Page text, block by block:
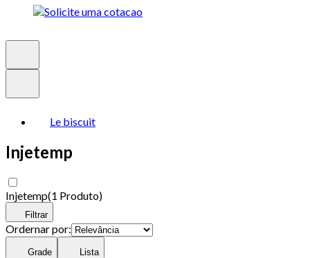
Le biscuit
Injetemp
Injetemp(1 Produto)
Filtrar
Ordernar por:
Grade Lista